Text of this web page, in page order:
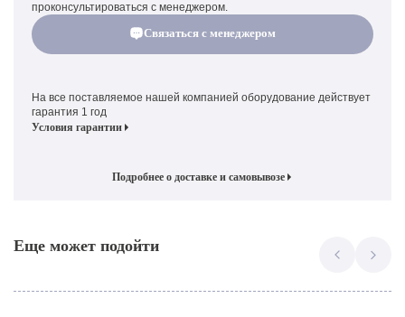
проконсультироваться с менеджером.
Связаться с менеджером
На все поставляемое нашей компанией оборудование действует
гарантия 1 год
Условия гарантии
Подробнее о доставке и самовывозе
Еще может подойти